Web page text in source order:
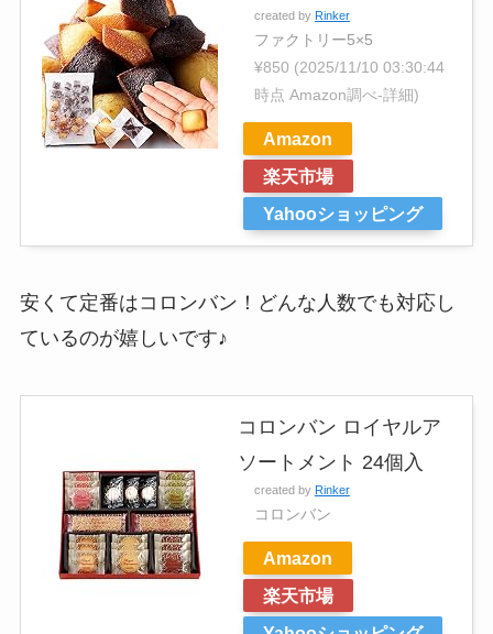
created by Rinker
ファクトリー5×5
¥850 (2025/11/10 03:30:44
時点 Amazon調べ-詳細)
Amazon
楽天市場
Yahooショッピング
安くて定番はコロンバン！どんな人数でも対応し
ているのが嬉しいです♪
コロンバン ロイヤルア
ソートメント 24個入
created by Rinker
コロンバン
Amazon
楽天市場